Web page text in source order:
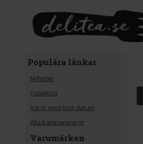
Populära länkar
Nyheter
Topplista
Varor med kort datum
Alla kampanjvaror
Varumärken